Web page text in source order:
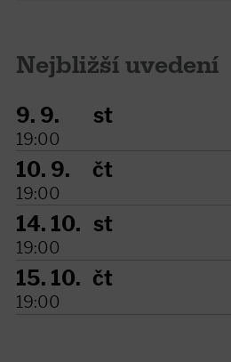
Nejbližší uvedení
9. 9.
19:00
st
10. 9.
19:00
čt
14. 10.
19:00
st
15. 10.
19:00
čt